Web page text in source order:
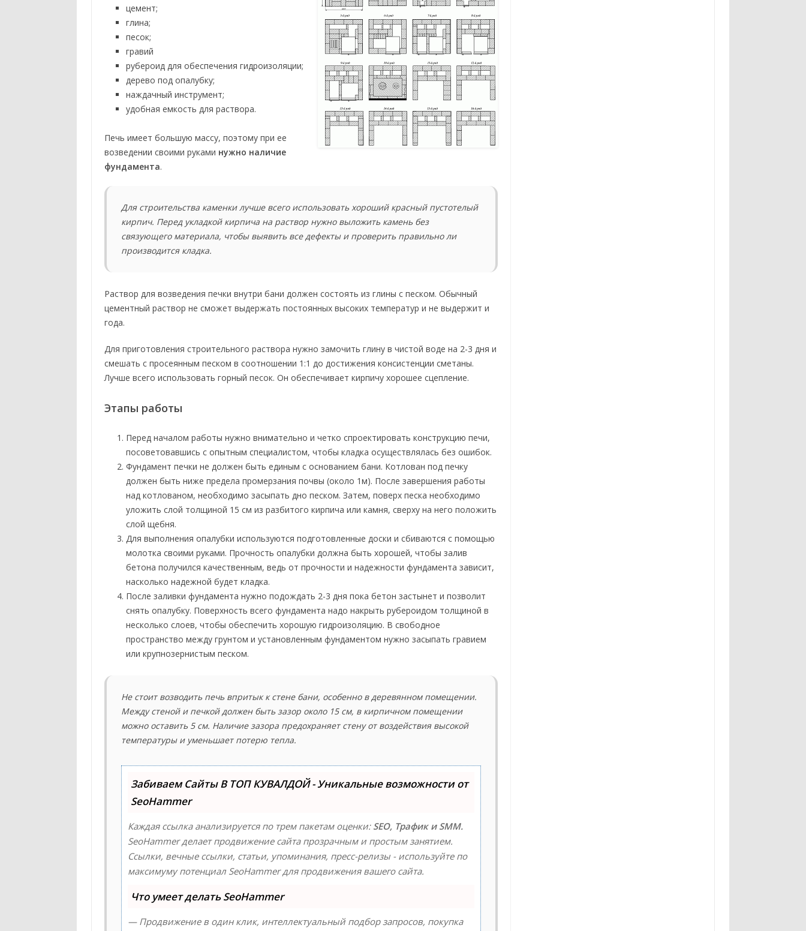
цемент;
глина;
песок;
гравий
рубероид для обеспечения гидроизоляции;
дерево под опалубку;
наждачный инструмент;
удобная емкость для раствора.
Печь имеет большую массу, поэтому при ее
возведении своими руками нужно наличие
фундамента.
Для строительства каменки лучше всего использовать хороший красный пустотелый
кирпич. Перед укладкой кирпича на раствор нужно выложить камень без
связующего материала, чтобы выявить все дефекты и проверить правильно ли
производится кладка.
Раствор для возведения печки внутри бани должен состоять из глины с песком. Обычный
цементный раствор не сможет выдержать постоянных высоких температур и не выдержит и
года.
Для приготовления строительного раствора нужно замочить глину в чистой воде на 2-3 дня и
смешать с просеянным песком в соотношении 1:1 до достижения консистенции сметаны.
Лучше всего использовать горный песок. Он обеспечивает кирпичу хорошее сцепление.
Этапы работы
Перед началом работы нужно внимательно и четко спроектировать конструкцию печи,
посоветовавшись с опытным специалистом, чтобы кладка осуществлялась без ошибок.
Фундамент печки не должен быть единым с основанием бани. Котлован под печку
должен быть ниже предела промерзания почвы (около 1м). После завершения работы
над котлованом, необходимо засыпать дно песком. Затем, поверх песка необходимо
уложить слой толщиной 15 см из разбитого кирпича или камня, сверху на него положить
слой щебня.
Для выполнения опалубки используются подготовленные доски и сбиваются с помощью
молотка своими руками. Прочность опалубки должна быть хорошей, чтобы залив
бетона получился качественным, ведь от прочности и надежности фундамента зависит,
насколько надежной будет кладка.
После заливки фундамента нужно подождать 2-3 дня пока бетон застынет и позволит
снять опалубку. Поверхность всего фундамента надо накрыть рубероидом толщиной в
несколько слоев, чтобы обеспечить хорошую гидроизоляцию. В свободное
пространство между грунтом и установленным фундаментом нужно засыпать гравием
или крупнозернистым песком.
Не стоит возводить печь впритык к стене бани, особенно в деревянном помещении.
Между стеной и печкой должен быть зазор около 15 см, в кирпичном помещении
можно оставить 5 см. Наличие зазора предохраняет стену от воздействия высокой
температуры и уменьшает потерю тепла.
Забиваем Сайты В ТОП КУВАЛДОЙ - Уникальные возможности от
SeoHammer
Каждая ссылка анализируется по трем пакетам оценки: SEO, Трафик и SMM.
SeoHammer делает продвижение сайта прозрачным и простым занятием.
Ссылки, вечные ссылки, статьи, упоминания, пресс-релизы - используйте по
максимуму потенциал SeoHammer для продвижения вашего сайта.
Что умеет делать SeoHammer
— Продвижение в один клик, интеллектуальный подбор запросов, покупка